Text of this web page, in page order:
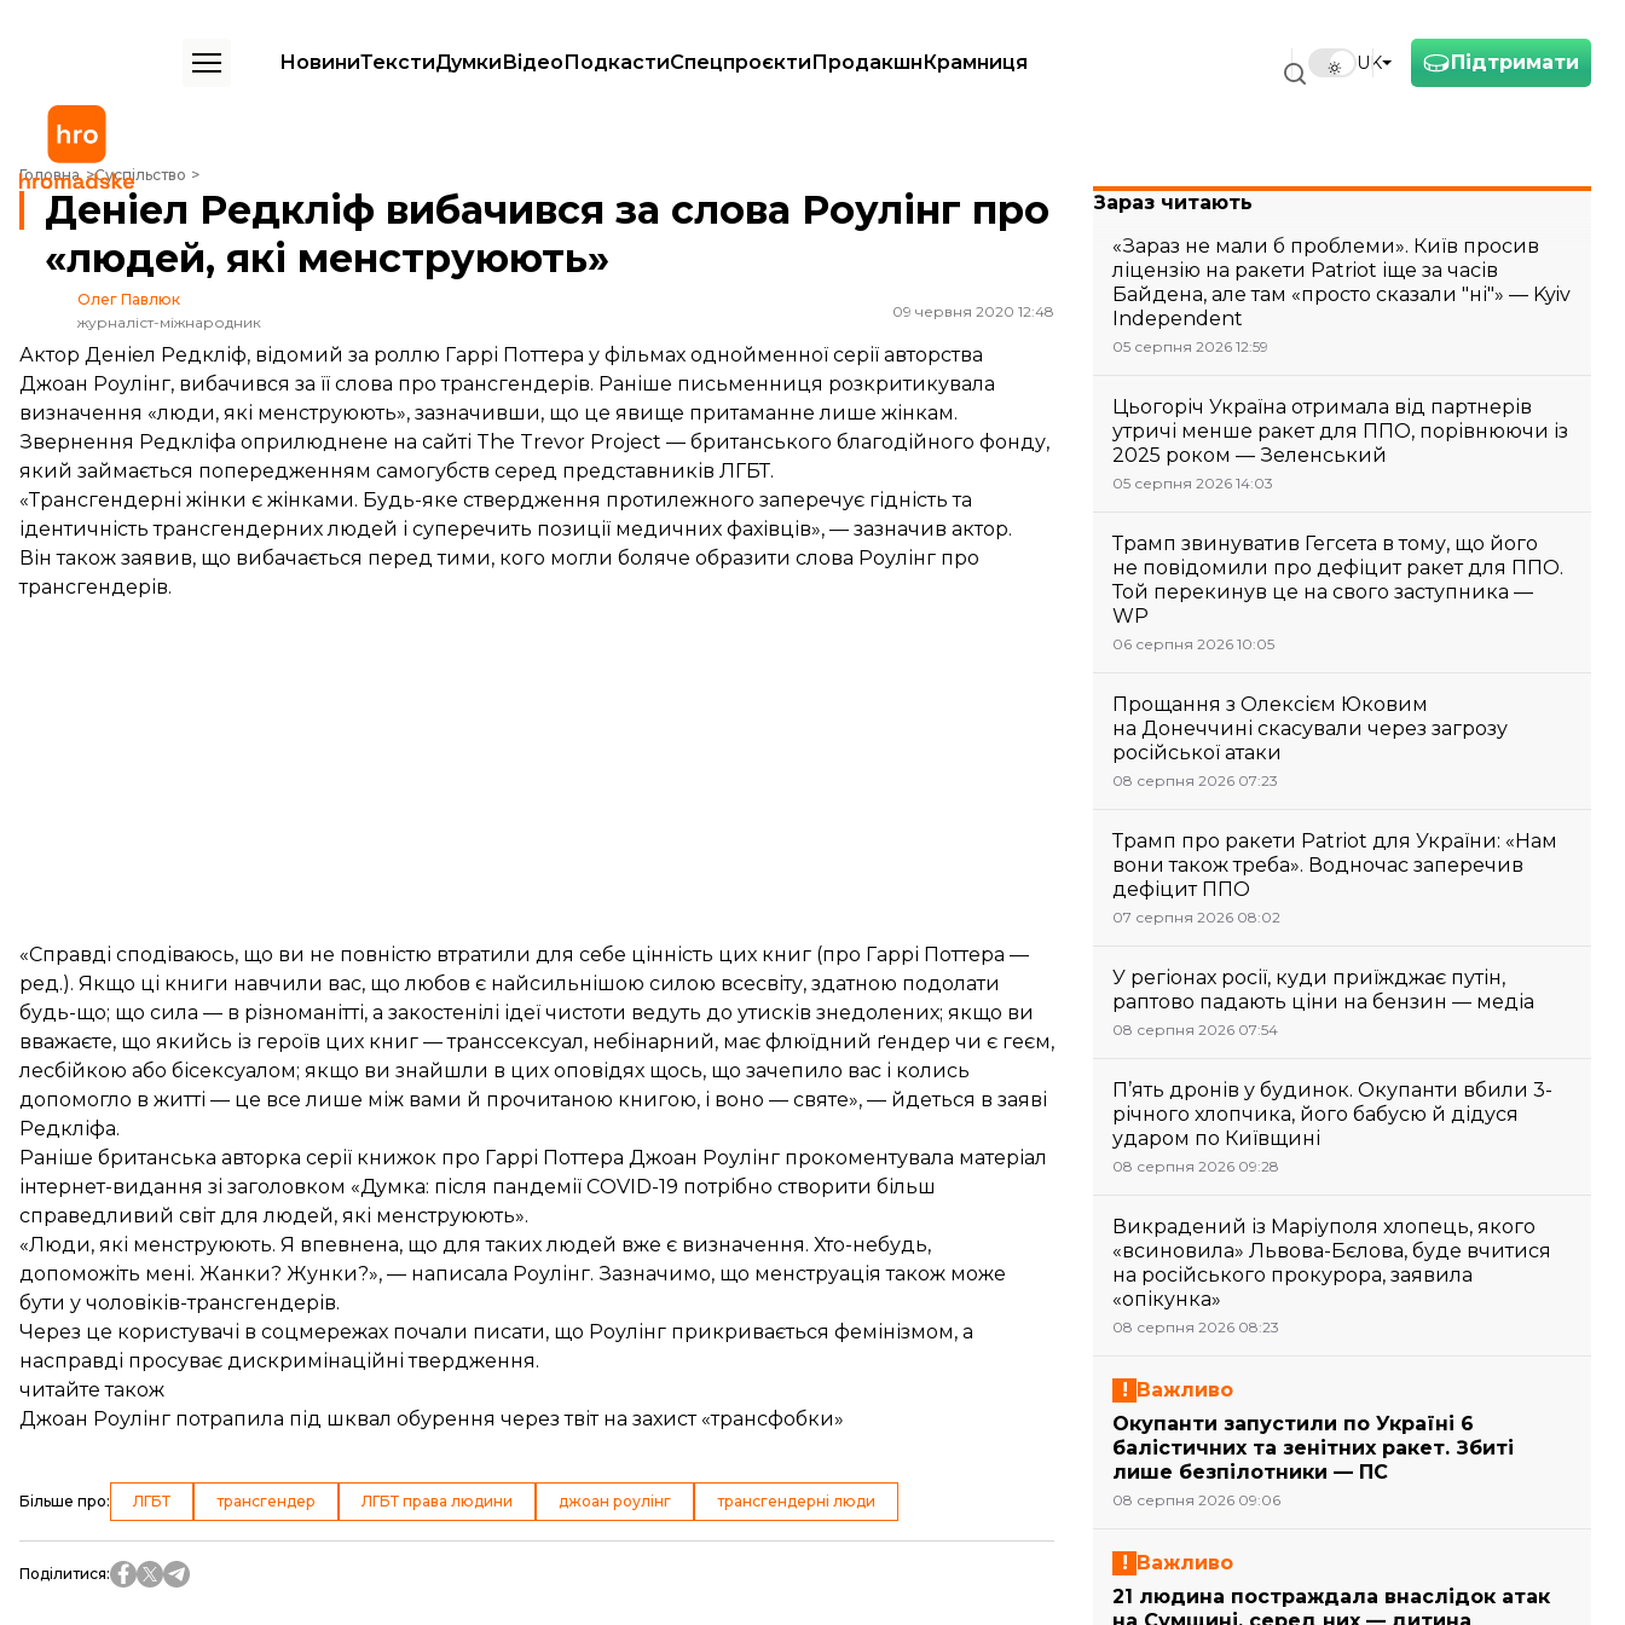
Підтримати
UK
НовиниТекстиДумкиВідеоПодкастиСпецпроєктиПродакшнКрамниця
Головна Суспільство
Деніел Редкліф вибачився за слова Роулінг про «людей, які менструюють»
Деніел Редкліф вибачився за слова Роулінг про
«людей, які менструюють»
Олег Павлюк
журналіст-міжнародник
09 червня 2020 12:48
Актор Деніел Редкліф, відомий за роллю Гаррі Поттера у фільмах однойменної серії авторства
Джоан Роулінг, вибачився за її слова про трансгендерів. Раніше письменниця розкритикувала
визначення «люди, які менструюють», зазначивши, що це явище притаманне лише жінкам.
Звернення Редкліфа оприлюднене на сайті The Trevor Project — британського благодійного фонду,
який займається попередженням самогубств серед представників ЛГБТ.
«Трансгендерні жінки є жінками. Будь-яке ствердження протилежного заперечує гідність та
ідентичність трансгендерних людей і суперечить позиції медичних фахівців», — зазначив актор.
Він також заявив, що вибачається перед тими, кого могли боляче образити слова Роулінг про
трансгендерів.
«Справді сподіваюсь, що ви не повністю втратили для себе цінність цих книг (про Гаррі Поттера —
ред.). Якщо ці книги навчили вас, що любов є найсильнішою силою всесвіту, здатною подолати
будь-що; що сила — в різноманітті, а закостенілі ідеї чистоти ведуть до утисків знедолених; якщо ви
вважаєте, що якийсь із героїв цих книг — транссексуал, небінарний, має флюїдний ґендер чи є геєм,
лесбійкою або бісексуалом; якщо ви знайшли в цих оповідях щось, що зачепило вас і колись
допомогло в житті — це все лише між вами й прочитаною книгою, і воно — святе», — йдеться в заяві
Редкліфа.
Раніше британська авторка серії книжок про Гаррі Поттера Джоан Роулінг прокоментувала матеріал
інтернет-видання зі заголовком «Думка: після пандемії COVID-19 потрібно створити більш
справедливий світ для людей, які менструюють».
«Люди, які менструюють. Я впевнена, що для таких людей вже є визначення. Хто-небудь,
допоможіть мені. Жанки? Жунки?», — написала Роулінг. Зазначимо, що менструація також може
бути у чоловіків-трансгендерів.
Через це користувачі в соцмережах почали писати, що Роулінг прикривається фемінізмом, а
насправді просуває дискримінаційні твердження.
читайте також
Джоан Роулінг потрапила під шквал обурення через твіт на захист «трансфобки»
Більше про: ЛГБТ трансгендер ЛГБТ права людини джоан роулінг трансгендерні люди
Поділитися:
Зараз читають
«Зараз не мали б проблеми». Київ просив
ліцензію на ракети Patriot іще за часів
Байдена, але там «просто сказали "ні"» — Kyiv
Independent
05 серпня 2026 12:59
Цьогоріч Україна отримала від партнерів
утричі менше ракет для ППО, порівнюючи із
2025 роком — Зеленський
05 серпня 2026 14:03
Трамп звинуватив Гегсета в тому, що його
не повідомили про дефіцит ракет для ППО.
Той перекинув це на свого заступника —
WP
06 серпня 2026 10:05
Прощання з Олексієм Юковим
на Донеччині скасували через загрозу
російської атаки
08 серпня 2026 07:23
Трамп про ракети Patriot для України: «Нам
вони також треба». Водночас заперечив
дефіцит ППО
07 серпня 2026 08:02
У регіонах росії, куди приїжджає путін,
раптово падають ціни на бензин — медіа
08 серпня 2026 07:54
П’ять дронів у будинок. Окупанти вбили 3-
річного хлопчика, його бабусю й дідуся
ударом по Київщині
08 серпня 2026 09:28
Викрадений із Маріуполя хлопець, якого
«всиновила» Львова-Бєлова, буде вчитися
на російського прокурора, заявила
«опікунка»
08 серпня 2026 08:23
Важливо
Окупанти запустили по Україні 6
балістичних та зенітних ракет. Збиті
лише безпілотники — ПС
08 серпня 2026 09:06
Важливо
21 людина постраждала внаслідок атак